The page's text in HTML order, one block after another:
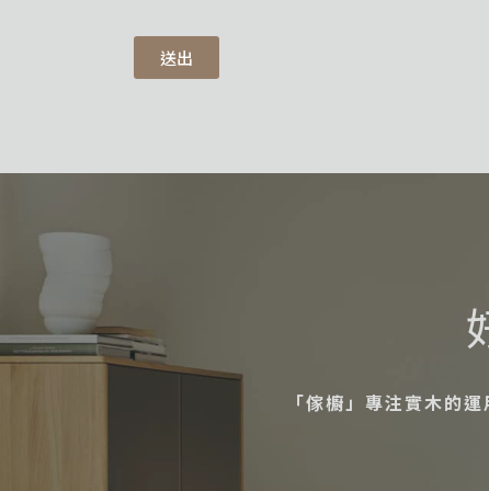
送出
「傢櫥」專注實木的